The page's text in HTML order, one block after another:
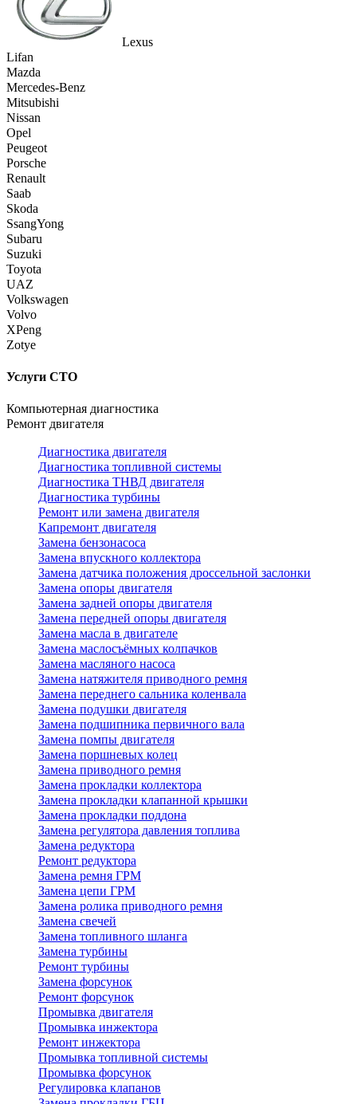
Lexus
Lifan
Mazda
Mercedes-Benz
Mitsubishi
Nissan
Opel
Peugeot
Porsche
Renault
Saab
Skoda
SsangYong
Subaru
Suzuki
Toyota
UAZ
Volkswagen
Volvo
XPeng
Zotye
Услуги СТО
Компьютерная диагностика
Ремонт двигателя
Диагностика двигателя
Диагностика топливной системы
Диагностика ТНВД двигателя
Диагностика турбины
Ремонт или замена двигателя
Капремонт двигателя
Замена бензонасоса
Замена впускного коллектора
Замена датчика положения дроссельной заслонки
Замена опоры двигателя
Замена задней опоры двигателя
Замена передней опоры двигателя
Замена масла в двигателе
Замена маслосъёмных колпачков
Замена масляного насоса
Замена натяжителя приводного ремня
Замена переднего сальника коленвала
Замена подушки двигателя
Замена подшипника первичного вала
Замена помпы двигателя
Замена поршневых колец
Замена приводного ремня
Замена прокладки коллектора
Замена прокладки клапанной крышки
Замена прокладки поддона
Замена регулятора давления топлива
Замена редуктора
Ремонт редуктора
Замена ремня ГРМ
Замена цепи ГРМ
Замена ролика приводного ремня
Замена свечей
Замена топливного шланга
Замена турбины
Ремонт турбины
Замена форсунок
Ремонт форсунок
Промывка двигателя
Промывка инжектора
Ремонт инжектора
Промывка топливной системы
Промывка форсунок
Регулировка клапанов